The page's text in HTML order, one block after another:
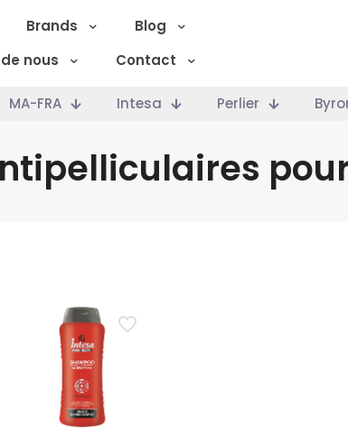
Brands
Blog
nous
Contact
MA-FRA Intesa Perlier